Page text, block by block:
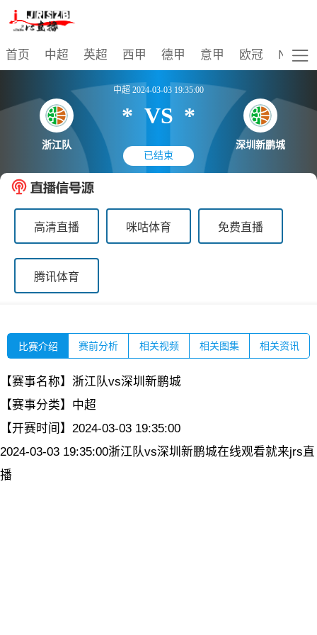
首页 中超 英超 西甲 德甲 意甲 欧冠 NBA
浙江队
中超 2024-03-03 19:35:00
* VS *
已结束
深圳新鹏城
高清直播 咪咕体育 免费直播
腾讯体育
比赛介绍 赛前分析 相关视频 相关图集 相关资讯
【赛事名称】 浙江队vs深圳新鹏城
【赛事分类】 中超
【开赛时间】 2024-03-03 19:35:00
2024-03-03 19:35:00浙江队vs深圳新鹏城在线观看就来jrs直
播